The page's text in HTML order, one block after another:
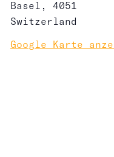
Basel ,
4051
Switzerland
Google Karte